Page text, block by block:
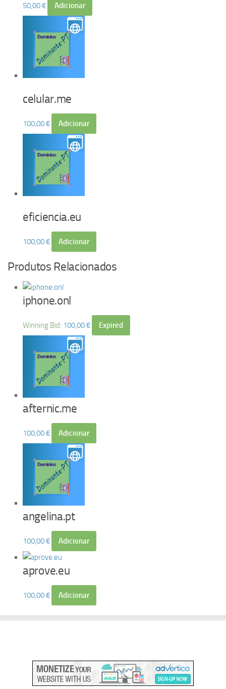
50,00€ Adicionar
celular.me
100,00€ Adicionar
eficiencia.eu
100,00€ Adicionar
Produtos Relacionados
iphone.onl
Winning Bid: 100,00€ Expired
afternic.me
100,00€ Adicionar
angelina.pt
100,00€ Adicionar
aprove.eu
100,00€ Adicionar